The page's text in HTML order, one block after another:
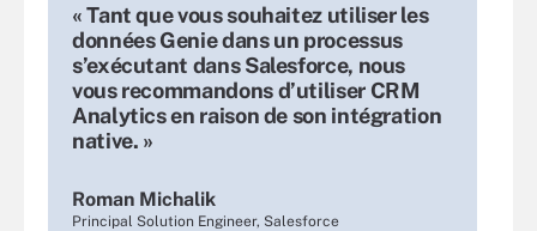
« Tant que vous souhaitez utiliser les
données Genie dans un processus
s’exécutant dans Salesforce, nous
vous recommandons d’utiliser CRM
Analytics en raison de son intégration
native. »
Roman Michalik
Principal Solution Engineer, Salesforce